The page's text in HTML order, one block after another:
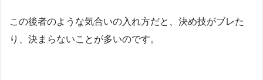
この後者のような気合いの入れ方だと、決め技がブレた
り、決まらないことが多いのです。